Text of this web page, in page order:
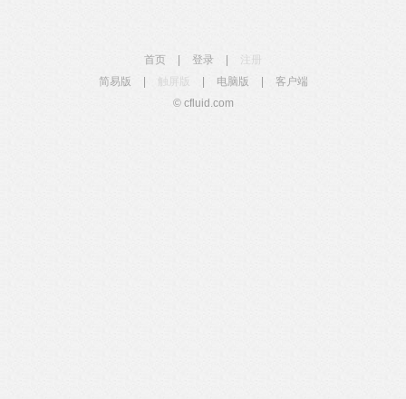
首页 登录
简易版
触屏版 电脑版
客户端
© cfluid.com